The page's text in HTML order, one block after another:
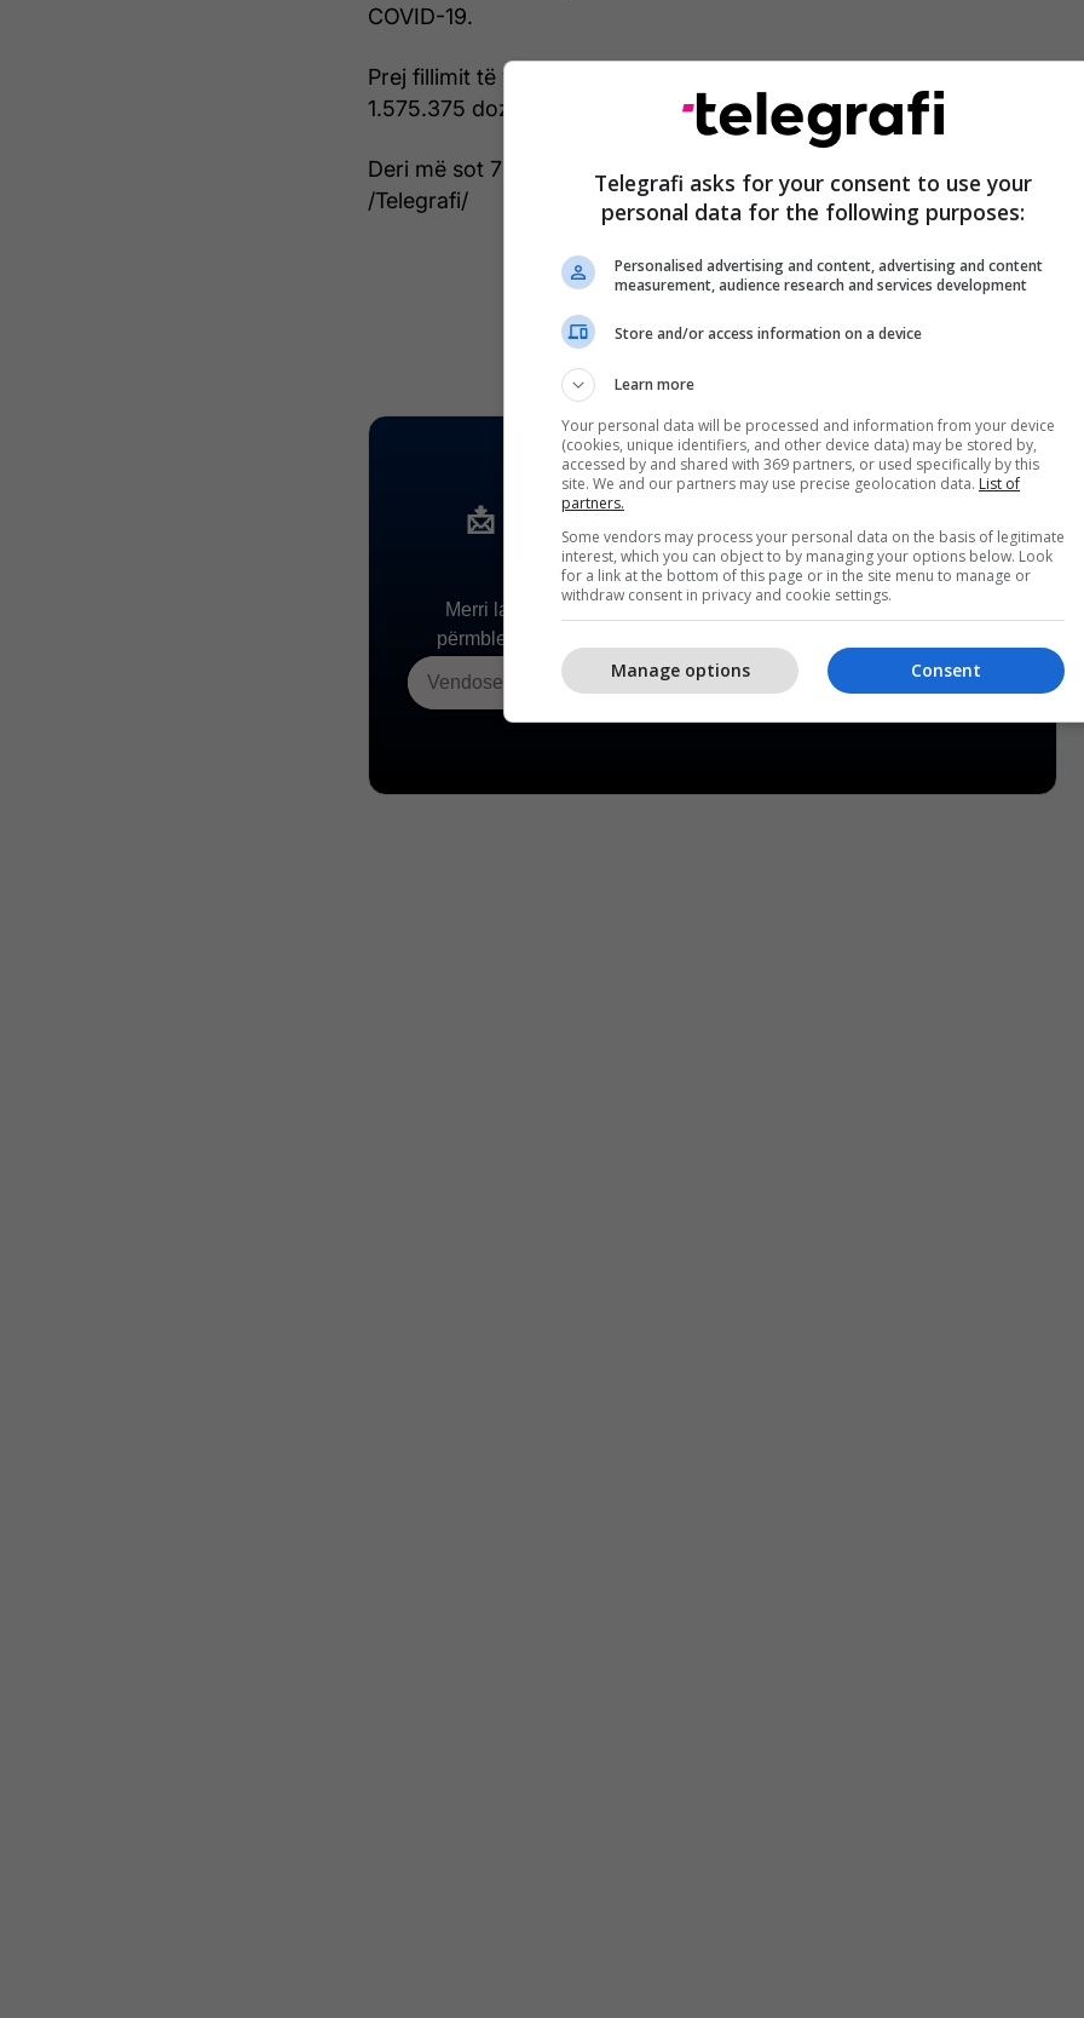
COVID-19.
Prej fillimit të vaksinimit në të gjitha qytetet e Kosovës janë dhënë
1.575.375 doza të vaksinës.
Deri më sot 735.357 qytetarë janë vaksinuar me dozën e dytë.
/Telegrafi/
Telegrafi asks for your consent to use your
personal data for the following purposes:
Personalised advertising and content, advertising and content
measurement, audience research and services development
Store and/or access information on a device
Learn more
Your personal data will be processed and information from your device
(cookies, unique identifiers, and other device data) may be stored by,
accessed by and shared with 369 partners, or used specifically by this
site. We and our partners may use precise geolocation data. List of
partners.
Some vendors may process your personal data on the basis of legitimate
interest, which you can object to by managing your options below. Look
for a link at the bottom of this page or in the site menu to manage or
withdraw consent in privacy and cookie settings.
Consent
Manage options